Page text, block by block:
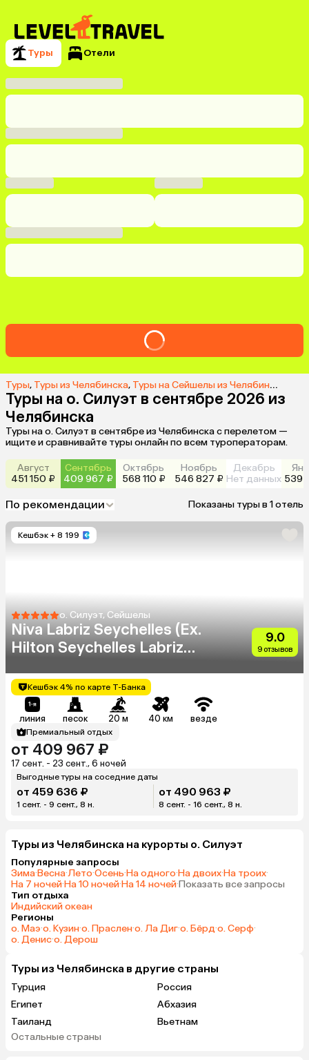
Туры Отели
Туры, Туры из Челябинска, Туры на Сейшелы из Челябинска
Туры на о. Силуэт в сентябре 2026 из
Челябинска
Туры на о. Силуэт в сентябре из Челябинска с перелетом —
ищите и сравнивайте туры онлайн по всем туроператорам.
Август
451 150 ₽
Сентябрь
409 967 ₽
Октябрь
568 110 ₽
Ноябрь
546 827 ₽
Декабрь
Нет данных 539
По рекомендации Показаны туры в 1 отель
Кешбэк + 8 199
о. Силуэт, Сейшелы
Niva Labriz Seychelles (Ex.
Hilton Seychelles Labriz
9.0
9 отзывов
Кешбэк 4% по карте Т-Банка
линия песок 20 м 40 км везде
Премиальный отдых
от 409 967 ₽
17 сент. - 23 сент., 6 ночей
Выгодные туры на соседние даты
от 459 636 ₽
1 сент. - 9 сент., 8 н.
от 490 963 ₽
8 сент. - 16 сент., 8 н.
Туры из Челябинска на курорты о. Силуэт
Популярные запросы
Зима·Весна·Лето·Осень·На одного·На двоих·На троих·
На 7 ночей·На 10 ночей·На 14 ночей·Показать все запросы
Тип отдыха
Индийский океан
Регионы
о. Маэ·о. Кузин·о. Праслен·о. Ла Диг·о. Бёрд·о. Серф·
о. Денис·о. Дерош
Туры из Челябинска в другие страны
Турция
Россия
Египет
Абхазия
Таиланд
Вьетнам
ОАЭ
Остальные страны